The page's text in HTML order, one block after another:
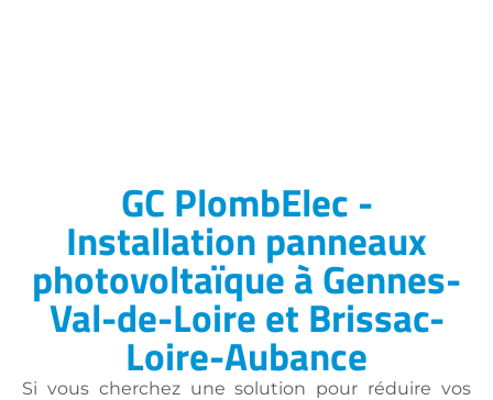
GC PlombElec -
Installation panneaux
photovoltaïque à Gennes-
Val-de-Loire et Brissac-
Loire-Aubance
Si vous cherchez une solution pour réduire vos